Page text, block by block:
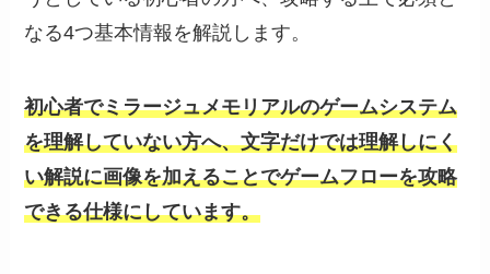
なる4つ基本情報を解説します。
初心者でミラージュメモリアルのゲームシステム
を理解していない方へ、文字だけでは理解しにく
い解説に画像を加えることでゲームフローを攻略
できる仕様にしています。